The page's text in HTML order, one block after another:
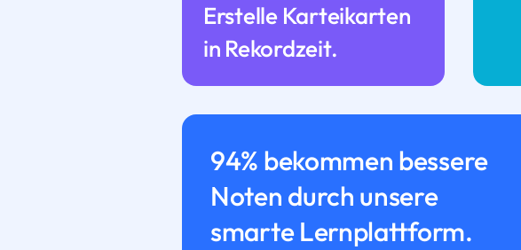
Erstelle Karteikarten
in Rekordzeit.
94% bekommen bessere
Noten durch unsere
smarte Lernplattform.